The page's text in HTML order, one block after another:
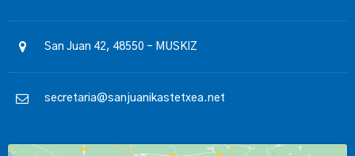
San Juan 42, 48550 – MUSKIZ
secretaria@sanjuanikastetxea.net